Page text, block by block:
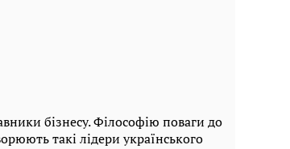
бізнесу. Філософію поваги до
такі лідери українського